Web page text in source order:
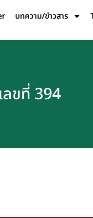
บทความ/ข่าวสาร
ลขที่ 394